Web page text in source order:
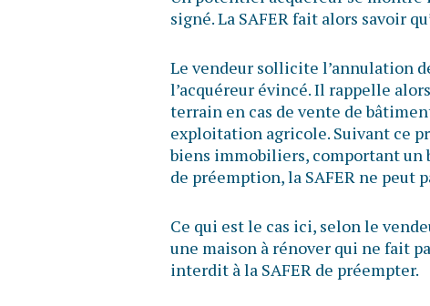
signé. La SAFER fait alors savoir
Le vendeur sollicite l’annulation
l’acquéreur évincé. Il rappelle
terrain en cas de vente de
exploitation agricole. Suivant ce
biens immobiliers, comportant un
de préemption, la SAFER ne peut
Ce qui est le cas ici, selon le
une maison à rénover qui ne fait
interdit à la SAFER de préempter.